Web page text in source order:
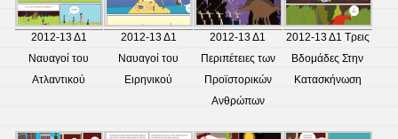
2012-13 Δ1
Ναυαγοί του
Ατλαντικού
2012-13 Δ1
Ναυαγοί του
Ειρηνικού
2012-13 Δ1
Περιπέτειες των
Προϊστορικών
Ανθρώπων
2012-13 Δ1 Τρεις
Βδομάδες Στην
Κατασκήνωση